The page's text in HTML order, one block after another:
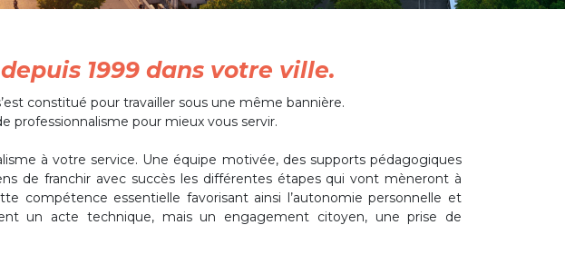
1999 dans votre ville.
constitué pour travailler sous une même bannière.
professionnalisme pour mieux vous servir.
à votre service. Une équipe motivée, des supports pédagogiques
de franchir avec succès les différentes étapes qui vont mèneront à
compétence essentielle favorisant ainsi l’autonomie personnelle et
un acte technique, mais un engagement citoyen, une prise de